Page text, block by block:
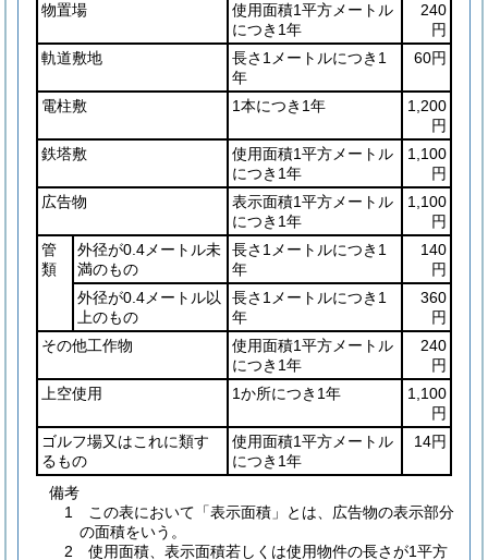
物置場
使用面積1平方メートル
につき1年
240
円
軌道敷地
長さ1メートルにつき1
年
60円
電柱敷 1本につき1年
1,200
円
鉄塔敷
使用面積1平方メートル
につき1年
1,100
円
広告物
表示面積1平方メートル
につき1年
1,100
円
管
類
外径が0.4メートル未
満のもの
長さ1メートルにつき1
年
140
円
外径が0.4メートル以
上のもの
長さ1メートルにつき1
年
360
円
その他工作物
使用面積1平方メートル
につき1年
240
円
上空使用
1か所につき1年
1,100
円
ゴルフ場又はこれに類す
るもの
使用面積1平方メートル
につき1年
14円
備考
1 この表において「表示面積」とは、広告物の表示部分
の面積をいう。
2 使用面積、表示面積若しくは使用物件の長さが1平方